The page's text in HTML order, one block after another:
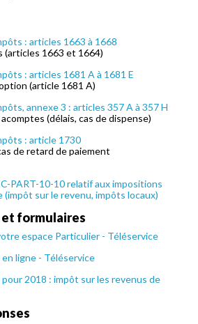
: articles 1663 à 1668
(articles 1663 et 1664)
: articles 1681 A à 1681 E
(article 1681 A)
annexe 3 : articles 357 A à 357 H
(délais, cas de dispense)
: article 1730
de retard de paiement
PART-10-10 relatif aux impositions
(impôt sur le revenu, impôts locaux)
et formulaires
espace Particulier - Téléservice
ligne - Téléservice
2018 : impôt sur les revenus de